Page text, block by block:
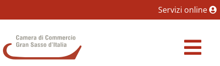
Vai al Contenuto principale della pagina
Servizi online
Camera di Commercio Gran Sasso d'Italia